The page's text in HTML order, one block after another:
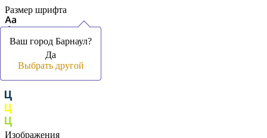
Размер шрифта
Цвет фона и шрифта
Изображения
Ваш город Барнаул?
Да
Выбрать другой
Ваш город Барнаул?
Да
Выбрать другой